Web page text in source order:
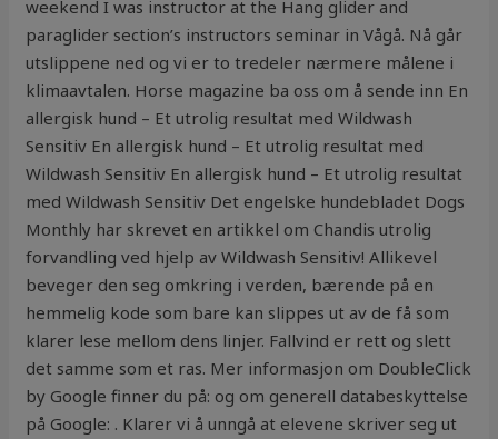
weekend I was instructor at the Hang glider and
paraglider section’s instructors seminar in Vågå. Nå går
utslippene ned og vi er to tredeler nærmere målene i
klimaavtalen. Horse magazine ba oss om å sende inn En
allergisk hund – Et utrolig resultat med Wildwash
Sensitiv En allergisk hund – Et utrolig resultat med
Wildwash Sensitiv En allergisk hund – Et utrolig resultat
med Wildwash Sensitiv Det engelske hundebladet Dogs
Monthly har skrevet en artikkel om Chandis utrolig
forvandling ved hjelp av Wildwash Sensitiv! Allikevel
beveger den seg omkring i verden, bærende på en
hemmelig kode som bare kan slippes ut av de få som
klarer lese mellom dens linjer. Fallvind er rett og slett
det samme som et ras. Mer informasjon om DoubleClick
by Google finner du på: og om generell databeskyttelse
på Google: . Klarer vi å unngå at elevene skriver seg ut